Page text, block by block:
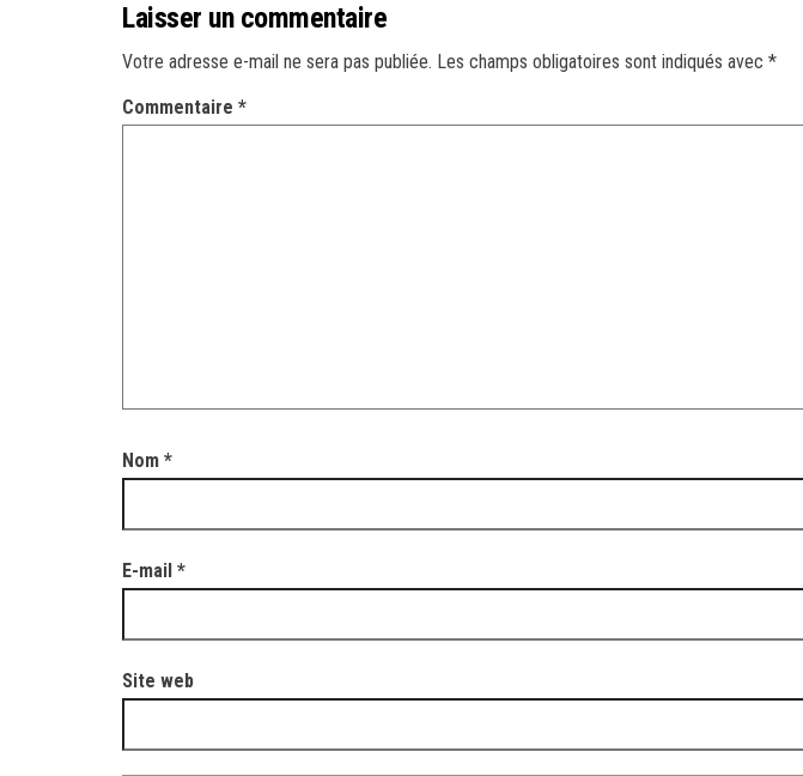
Laisser un commentaire
Votre adresse e-mail ne sera pas publiée. Les champs obligatoires sont indiqués avec *
Commentaire *
Nom *
E-mail *
Site web